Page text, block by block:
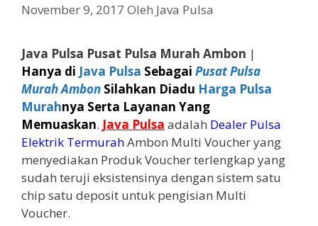
November 9, 2017 Oleh Java Pulsa
Java Pulsa Pusat Pulsa Murah Ambon |
Hanya di Java Pulsa Sebagai Pusat Pulsa
Murah Ambon Silahkan Diadu Harga Pulsa
Murahnya Serta Layanan Yang
Memuaskan. Java Pulsa adalah Dealer Pulsa
Elektrik TermurahAmbon Multi Voucher yang
menyediakan Produk Voucher terlengkap yang
sudah teruji eksistensinya dengan sistem satu
chip satu deposit untuk pengisian Multi
Voucher.